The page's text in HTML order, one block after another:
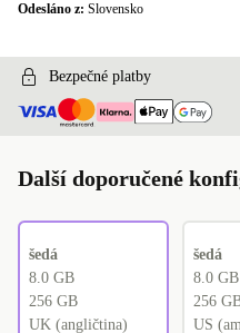
Odesláno z: Slovensko
Bezpečné platby
Další doporučené
šedá
8.0 GB
256 GB
UK (angličtina)
šedá
8.0 GB
256
US